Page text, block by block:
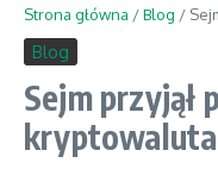
Strona główna /Blog /
Blog
Sejm